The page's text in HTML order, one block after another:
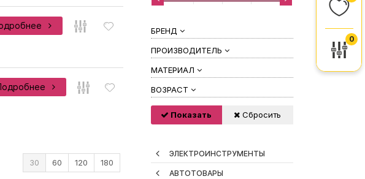
БРЕНД
ПРОИЗВОДИТЕЛЬ
МАТЕРИАЛ
ВОЗРАСТ
Показать Сбросить
ЭЛЕКТРОИНСТРУМЕНТЫ
АВТОТОВАРЫ
30 60 120 180
0